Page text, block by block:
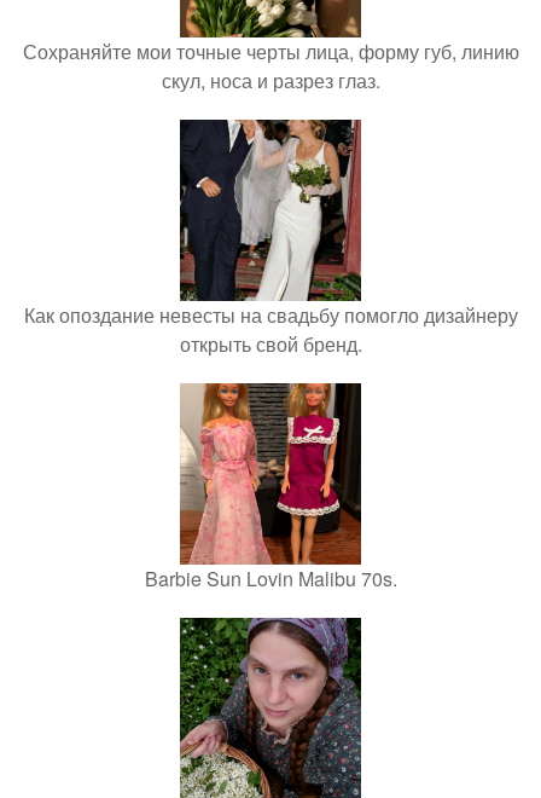
Сохраняйте мои точные черты лица, форму губ, линию
скул, носа и разрез глаз.
Как опоздание невесты на свадьбу помогло дизайнеру
открыть свой бренд.
Barbie Sun Lovin Malibu 70s.